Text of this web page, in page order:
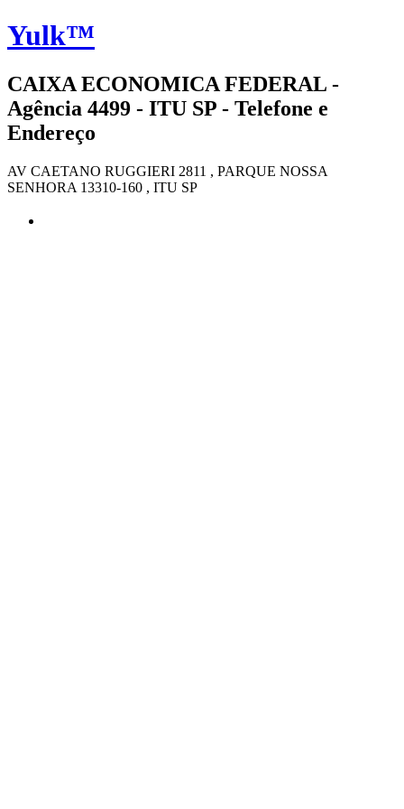
Yulk™
CAIXA ECONOMICA FEDERAL -
Agência 4499 - ITU SP - Telefone e
Endereço
AV CAETANO RUGGIERI 2811 , PARQUE NOSSA
SENHORA 13310-160 , ITU SP